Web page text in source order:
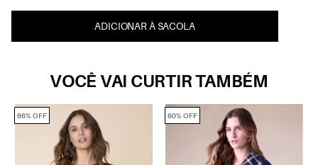
ADICIONAR À SACOLA
VOCÊ VAI CURTIR TAMBÉM
66% OFF 60% OFF